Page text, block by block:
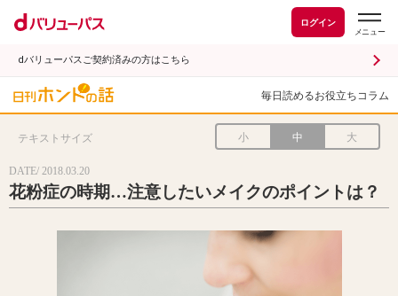
ログイン
dバリューパスご契約済みの方はこちら
毎日読めるお役立ちコラム
テキストサイズ 小 中 大
DATE/ 2018.03.20
花粉症の時期…注意したいメイクのポイントは？